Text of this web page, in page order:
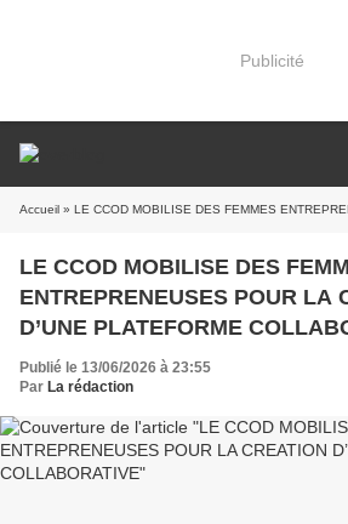
Publicité
Accueil » LE CCOD MOBILISE DES FEMMES ENTREPRENEUSES POUR LA
LE CCOD MOBILISE DES
ENTREPRENEUSES POUR LA
D’UNE PLATEFORME
Publié le 13/06/2026 à 23:55
Par La rédaction